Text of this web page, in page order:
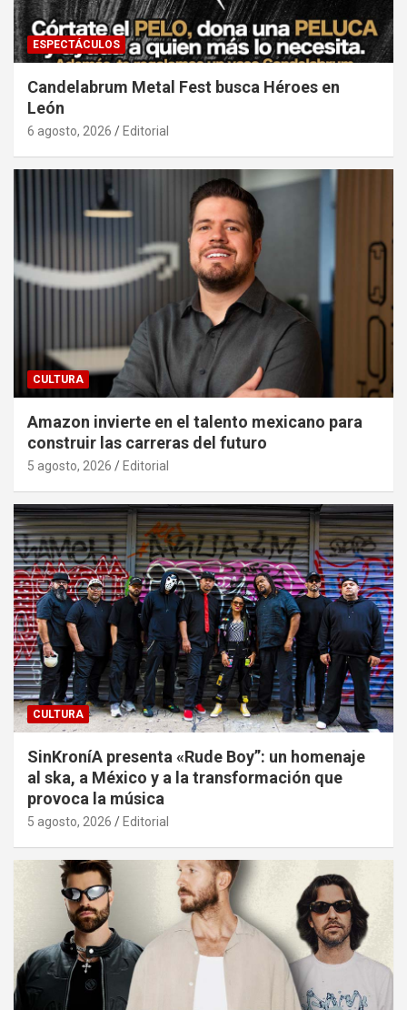
ESPECTÁCULOS
Candelabrum Metal Fest busca Héroes en
León
6 agosto, 2026 Editorial
CULTURA
Amazon invierte en el talento mexicano para
construir las carreras del futuro
5 agosto, 2026 Editorial
CULTURA
SinKroníA presenta «Rude Boy”: un homenaje
al ska, a México y a la transformación que
provoca la música
5 agosto, 2026 Editorial